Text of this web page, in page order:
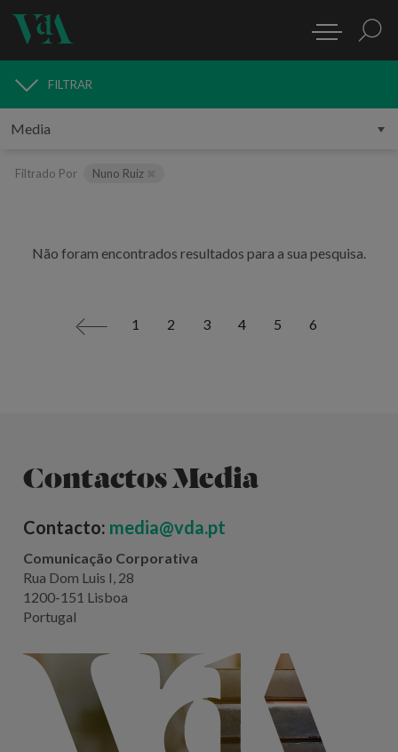
MEDIA
FILTRAR
Filtrado Por Nuno Ruiz
Não foram encontrados resultados para a sua pesquisa.
< 1 2 3 4 5 6
Contactos Media
Contacto: media@vda.pt
Comunicação Corporativa
Rua Dom Luis I, 28
1200-151 Lisboa
Portugal